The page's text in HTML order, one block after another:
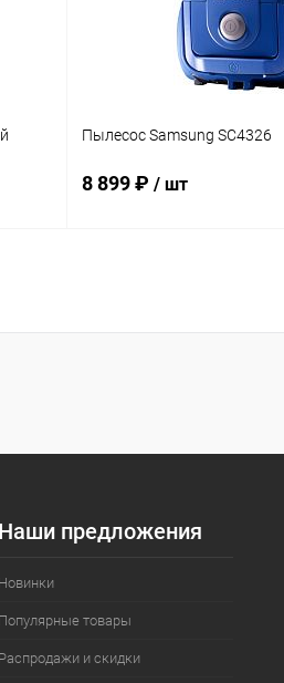
Пылесос Samsung SC4326
8 899 ₽ / шт
Купить в 1 клик
Наши предложения
Новинки
Популярные товары
Распродажи и скидки